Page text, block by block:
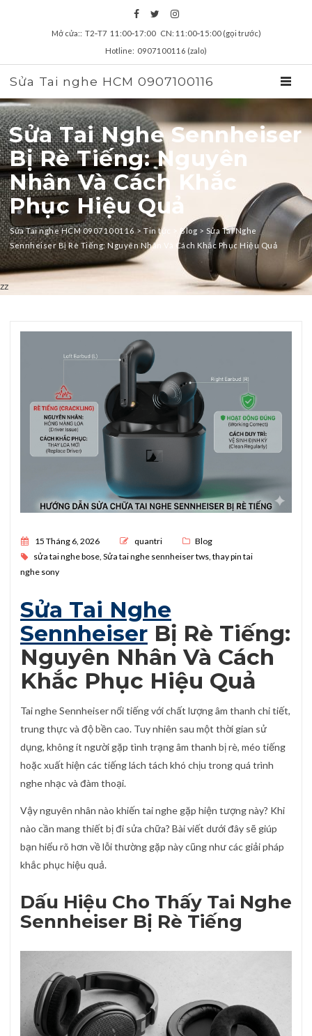
Mở cửa:: T2‑T7 11:00‑17:00 CN: 11:00‑15:00 (gọi trước)
Hotline: 0907100116 (zalo)
Sửa Tai nghe HCM 0907100116
Sửa Tai Nghe Sennheiser
Bị Rè Tiếng: Nguyên
Nhân Và Cách Khắc
Phục Hiệu Quả
Sửa Tai nghe HCM 0907100116>Tin tức Blog > Sửa Tai Nghe
Sennheiser Bị Rè Tiếng: Nguyên Nhân Và Cách Khắc Phục Hiệu Quả
zz
Posted on
15 Tháng 6, 2026 quantri
Blog
sửa tai nghe bose Sửa tai nghe sennheiser tws thay pin tai
nghe sony
Sửa Tai Nghe
Sennheiser Bị Rè Tiếng:
Nguyên Nhân Và Cách
Khắc Phục Hiệu Quả
Tai nghe Sennheiser nổi tiếng với chất lượng âm thanh chi tiết,
trung thực và độ bền cao. Tuy nhiên sau một thời gian sử
dụng, không ít người gặp tình trạng âm thanh bị rè, méo tiếng
hoặc xuất hiện các tiếng lách tách khó chịu trong quá trình
nghe nhạc và đàm thoại.
Vậy nguyên nhân nào khiến tai nghe gặp hiện tượng này? Khi
nào cần mang thiết bị đi sửa chữa? Bài viết dưới đây sẽ giúp
bạn hiểu rõ hơn về lỗi thường gặp này cũng như các giải pháp
khắc phục hiệu quả.
Dấu Hiệu Cho Thấy Tai Nghe
Sennheiser Bị Rè Tiếng